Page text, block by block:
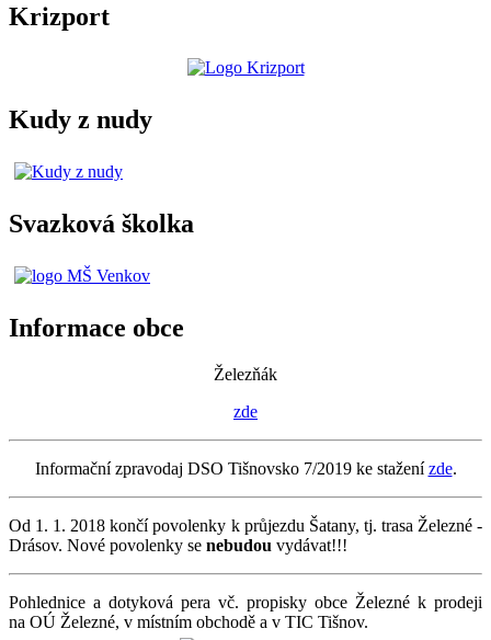
Krizport
Kudy z nudy
Svazková školka
Informace obce
Železňák
zde
Informační zpravodaj DSO Tišnovsko 7/2019 ke staženízde.
Od 1. 1. 2018 končí povolenky k průjezdu Šatany, tj. trasa Železné -
Drásov. Nové povolenky se nebudou vydávat!!!
Pohlednice a dotyková pera vč. propisky obce Železné k prodeji
na OÚ Železné, v místním obchodě a v TIC Tišnov.